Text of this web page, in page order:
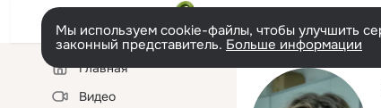
Мы используем cookie-файлы, чтобы улучшить
законный представитель. Больше информации
Левая
колонкаГлавная
Видео